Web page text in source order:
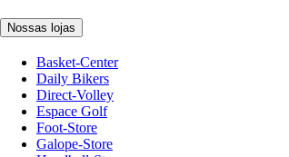
Nossas lojas
Basket-Center
Daily Bikers
Direct-Volley
Espace Golf
Foot-Store
Galope-Store